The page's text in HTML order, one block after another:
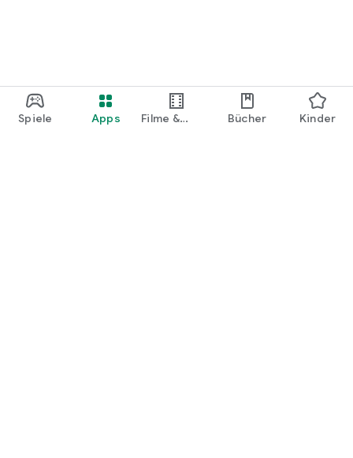
Spiele Apps
Filme &
Bücher Kinder